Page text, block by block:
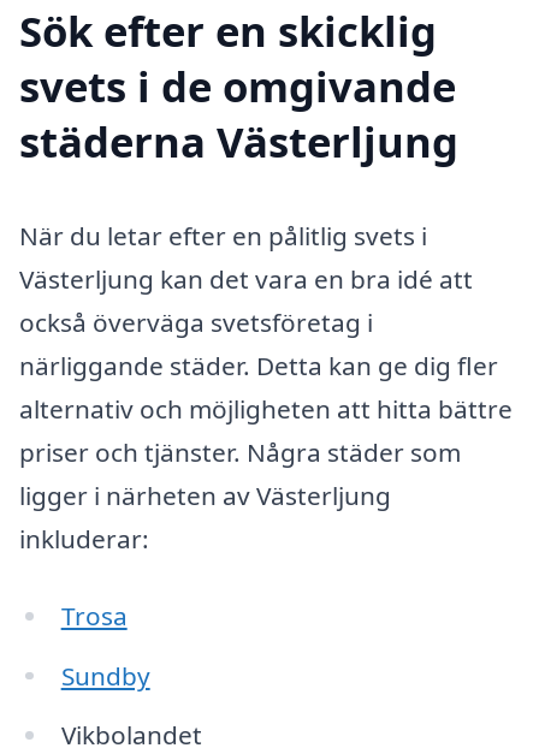
Sök efter en skicklig
svets i de omgivande
städerna Västerljung
När du letar efter en pålitlig svets i
Västerljung kan det vara en bra idé att
också överväga svetsföretag i
närliggande städer. Detta kan ge dig fler
alternativ och möjligheten att hitta bättre
priser och tjänster. Några städer som
ligger i närheten av Västerljung
inkluderar:
Trosa
Sundby
Vikbolandet